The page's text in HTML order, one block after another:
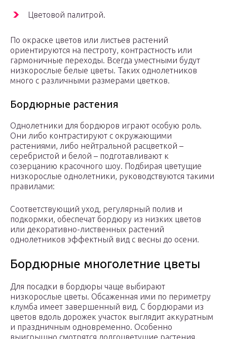
Цветовой палитрой.
По окраске цветов или листьев растений
ориентируются на пестроту, контрастность или
гармоничные переходы. Всегда уместными будут
низкорослые белые цветы. Таких однолетников
много с различными размерами цветков.
Бордюрные растения
Однолетники для бордюров играют особую роль.
Они либо контрастируют с окружающими
растениями, либо нейтральной расцветкой –
серебристой и белой – подготавливают к
созерцанию красочного шоу. Подбирая цветущие
низкорослые однолетники, руководствуются такими
правилами:
Соответствующий уход, регулярный полив и
подкормки, обеспечат бордюру из низких цветов
или декоративно-лиственных растений
однолетников эффектный вид с весны до осени.
Бордюрные многолетние цветы
Для посадки в бордюры чаще выбирают
низкорослые цветы. Обсаженная ими по периметру
клумба имеет завершенный вид. С бордюрами из
цветов вдоль дорожек участок выглядит аккуратным
и праздничным одновременно. Особенно
выигрышно смотрятся долгоцветущие растения.